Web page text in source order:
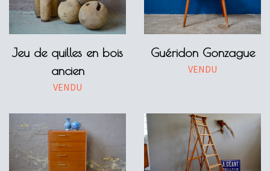
Jeu de quilles en bois
ancien
VENDU
Guéridon Gonzague
VENDU